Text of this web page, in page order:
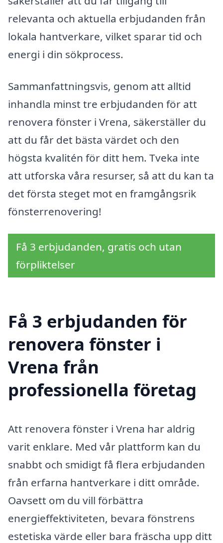
relevanta och aktuella erbjudanden från
lokala hantverkare, vilket sparar tid och
energi i din sökprocess.
Sammanfattningsvis, genom att alltid
inhandla minst tre erbjudanden för att
renovera fönster i Vrena, säkerställer du
att du får det bästa värdet och den
högsta kvalitén för ditt hem. Tveka inte
att utforska våra resurser, så att du kan ta
det första steget mot en framgångsrik
fönsterrenovering!
Få 3 erbjudanden, gratis och utan
förpliktelser
Få 3 erbjudanden för
renovera fönster i
Vrena från
professionella företag
Att renovera fönster i Vrena har aldrig
varit enklare. Med vår plattform kan du
snabbt och smidigt få flera erbjudanden
från erfarna hantverkare i ditt område.
Oavsett om du vill förbättra
energieffektiviteten, bevara fönstrens
estetiska värde eller bara fräscha upp ditt